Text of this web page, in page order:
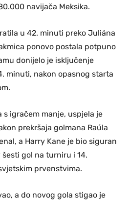
navijača Meksika.
u 42. minuti preko Juliána
ponovo postala potpuno
donijelo je isključenje
minuti, nakon opasnog starta
s igračem manje, uspjela je
prekršaja golmana Raúla
a Harry Kane je bio siguran
šesti gol na turniru i 14.
prvenstvima.
a do novog gola stigao je